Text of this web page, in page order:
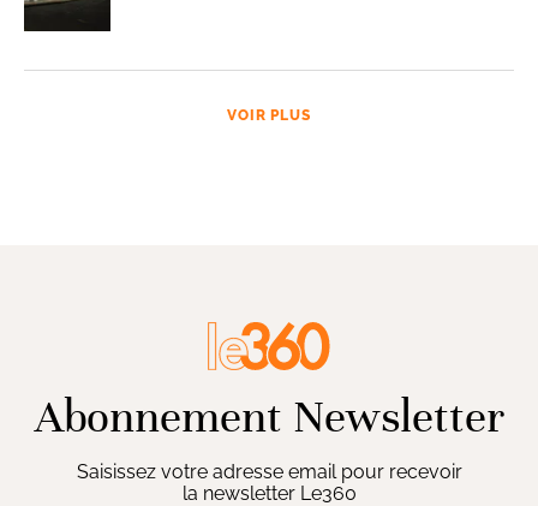
VOIR PLUS
Abonnement Newsletter
Saisissez votre adresse email pour recevoir
la newsletter Le360